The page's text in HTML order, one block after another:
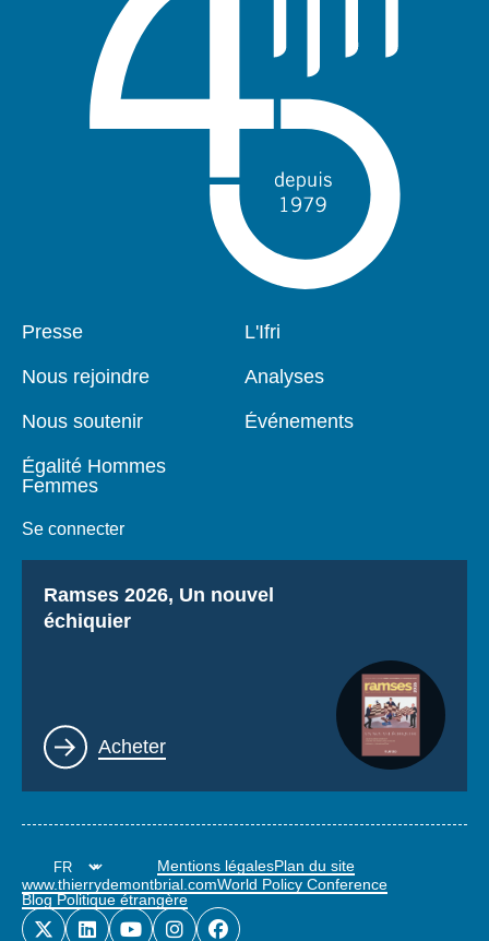
Pied
page
Presse
Nous rejoindre
Nous soutenir
Égalité Hommes
Femmes
Se connecter
Navigation
L'Ifri
Analyses
Événements
Titre
Ramses 2026, Un nouvel
échiquier
Lien
Acheter
Mentions légalesPlan du site
www.thierrydemontbrial.comWorld Policy Conference
Blog Politique étrangère